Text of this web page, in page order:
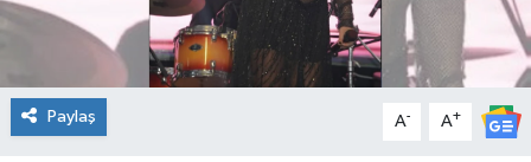
Paylaş A- A+